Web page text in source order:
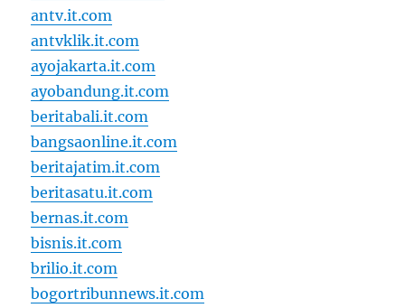
antv.it.com
antvklik.it.com
ayojakarta.it.com
ayobandung.it.com
beritabali.it.com
bangsaonline.it.com
beritajatim.it.com
beritasatu.it.com
bernas.it.com
bisnis.it.com
brilio.it.com
bogortribunnews.it.com